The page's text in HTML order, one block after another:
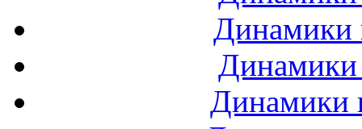
Динамики
Динамики
Динамики